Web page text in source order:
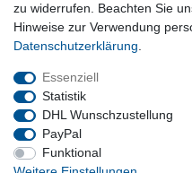
Rechtliches
Impressum
Wiederrufsrecht
AGB
Privatkunden
zu widerrufen. Beachten Sie
Hinweise zur Verwendung
Daten­schutz­erklärung
Essenziell
Statistik
DHL Wunschzustellung
PayPal
Funktional